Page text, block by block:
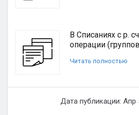
В Списаниях с р.
операции
Читать полностью
Дата публикации: Апр